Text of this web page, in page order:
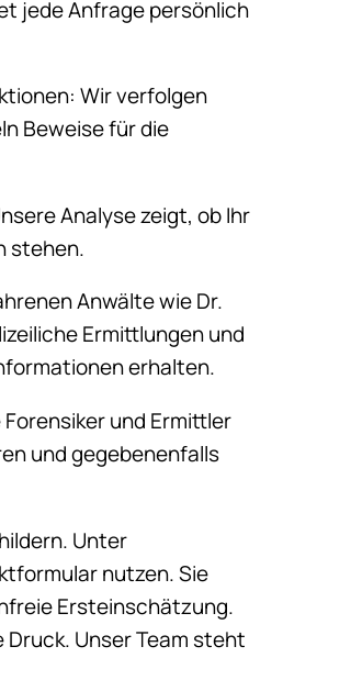
jede Anfrage persönlich
Wir verfolgen
Beweise für die
Analyse zeigt, ob Ihr
stehen.
Anwälte wie Dr.
Ermittlungen und
erhalten.
und Ermittler
und gegebenenfalls
Unter
nutzen. Sie
Ersteinschätzung.
Unser Team steht